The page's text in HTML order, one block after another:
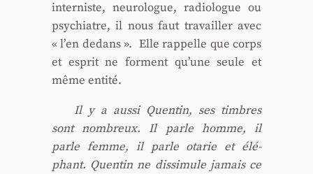
inter­niste, neu­ro­logue, radio­logue ou
psy­chiatre, il nous faut tra­vailler avec
« l’en dedans ». Elle rap­pelle que corps
et esprit ne forment qu’une seule et
même enti­té.
Il y a aus­si Quen­tin, ses timbres
sont nom­breux. Il parle homme, il
parle femme, il parle ota­rie et élé­
phant. Quen­tin ne dis­si­mule jamais ce